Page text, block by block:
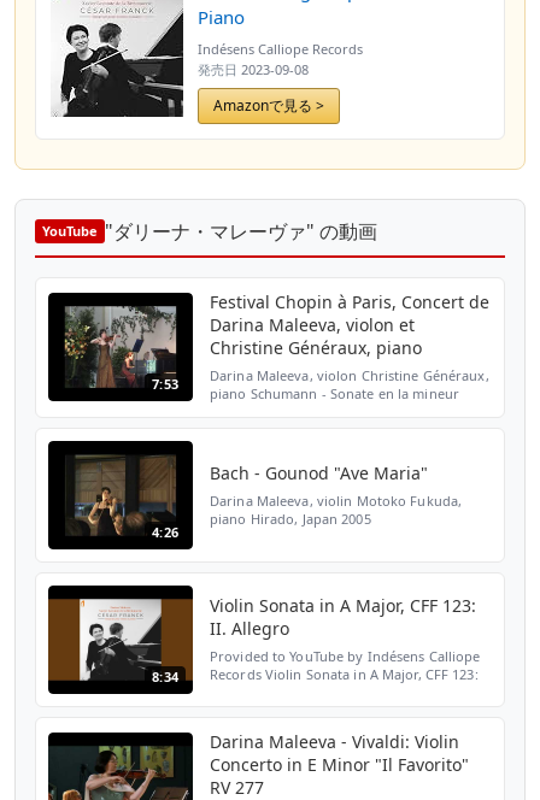
Piano
Indésens Calliope Records
発売日 2023-09-08
Amazonで見る >
YouTube "ダリーナ・マレーヴァ" の動画
7:53
Festival Chopin à Paris, Concert de
Darina Maleeva, violon et
Christine Généraux, piano
Darina Maleeva, violon Christine Généraux,
piano Schumann - Sonate en la mineur
4:26
Bach - Gounod "Ave Maria"
Darina Maleeva, violin Motoko Fukuda,
piano Hirado, Japan 2005
8:34
Violin Sonata in A Major, CFF 123:
II. Allegro
Provided to YouTube by Indésens Calliope
Records Violin Sonata in A Major, CFF 123:
Darina Maleeva - Vivaldi: Violin
Concerto in E Minor "Il Favorito"
RV 277